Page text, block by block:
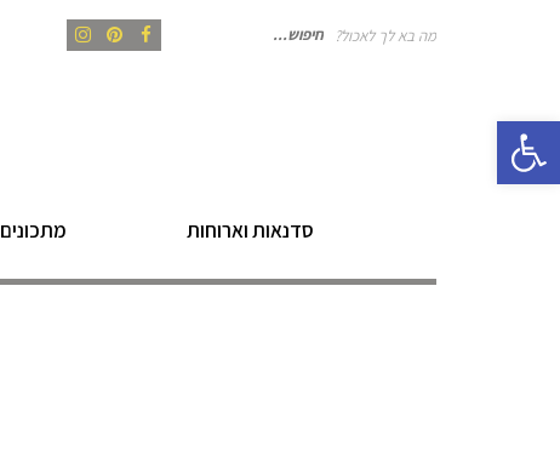
פתח סרגל נגישות
מה בא לך לאכול? חיפוש Facebook
Pinterest
Instagram
סדנאות וארוחות מתכונים